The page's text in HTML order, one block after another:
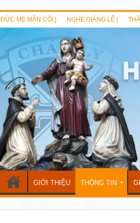
ĐỨC MẸ MÂN CÔI | NGHE GIẢNG LỄ |
GIỚI THIỆU THÔNG TIN